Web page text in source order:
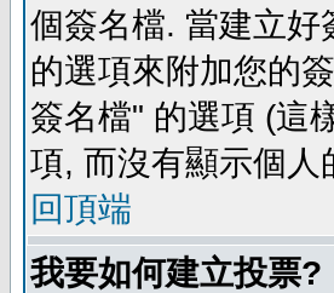
個簽名檔. 當建立
的選項來附加您的
簽名檔" 的選項 (這
項, 而沒有顯示個人
回頂端
我要如何建立投票?